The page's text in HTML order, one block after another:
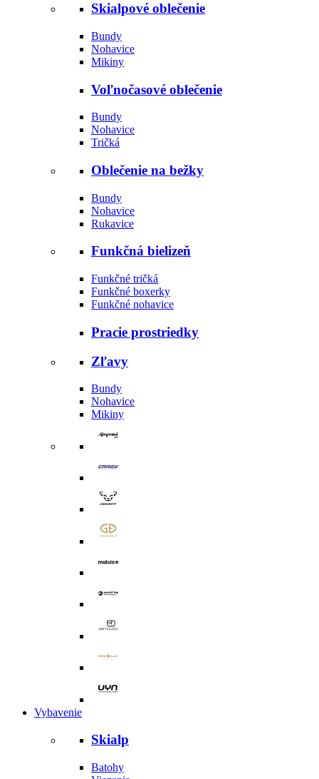
Skialpové oblečenie
Bundy
Nohavice
Mikiny
Voľnočasové oblečenie
Bundy
Nohavice
Tričká
Oblečenie na bežky
Bundy
Nohavice
Rukavice
Funkčná bielizeň
Funkčné tričká
Funkčné boxerky
Funkčné nohavice
Pracie prostriedky
Zľavy
Bundy
Nohavice
Mikiny
Vybavenie
Skialp
Batohy